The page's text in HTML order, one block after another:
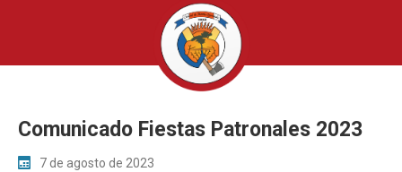
Comunicado Fiestas Patronales 2023
7 de agosto de 2023